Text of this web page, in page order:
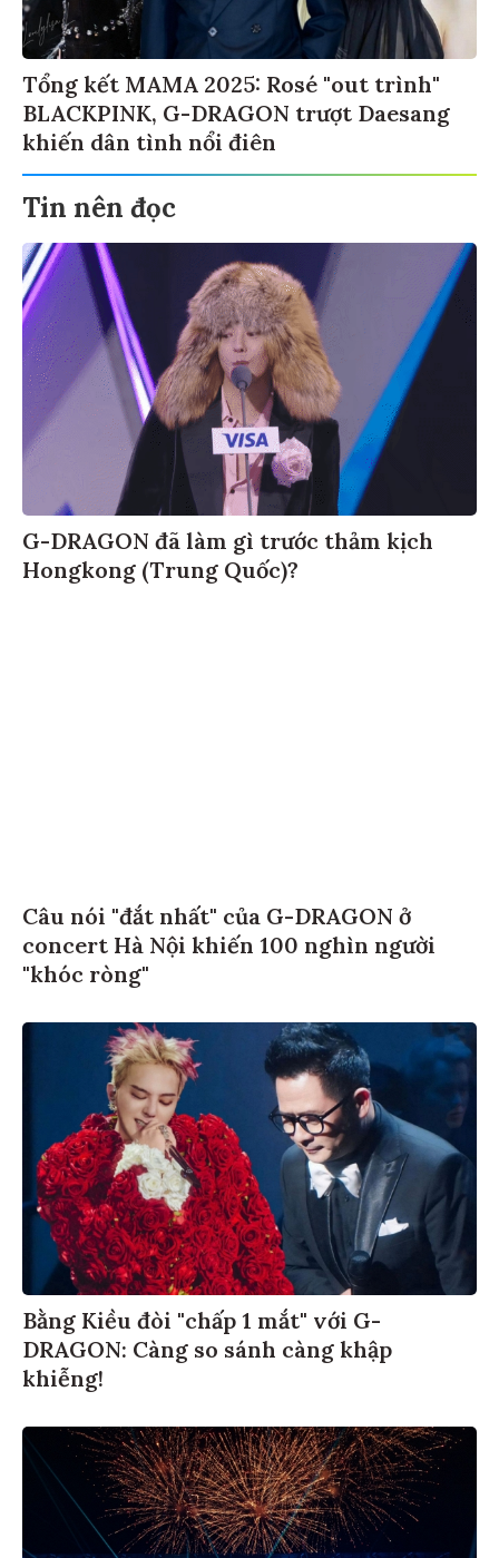
Tổng kết MAMA 2025: Rosé "out trình"
BLACKPINK, G-DRAGON trượt Daesang
khiến dân tình nổi điên
Tin nên đọc
G-DRAGON đã làm gì trước thảm kịch
Hongkong (Trung Quốc)?
Câu nói "đắt nhất" của G-DRAGON ở
concert Hà Nội khiến 100 nghìn người
"khóc ròng"
Bằng Kiều đòi "chấp 1 mắt" với G-
DRAGON: Càng so sánh càng khập
khiễng!